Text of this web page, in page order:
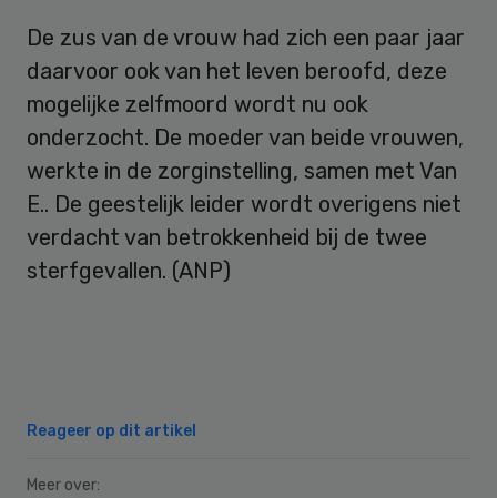
De zus van de vrouw had zich een paar jaar
daarvoor ook van het leven beroofd, deze
mogelijke zelfmoord wordt nu ook
onderzocht. De moeder van beide vrouwen,
werkte in de zorginstelling, samen met Van
E.. De geestelijk leider wordt overigens niet
verdacht van betrokkenheid bij de twee
sterfgevallen. (ANP)
Reageer op dit artikel
Meer over: